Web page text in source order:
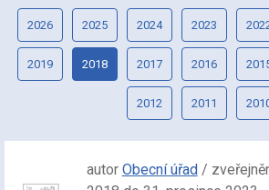
2026 2025 2024 2023
2019 2018 2017 2016
2012 2011
autor Obecní úřad/